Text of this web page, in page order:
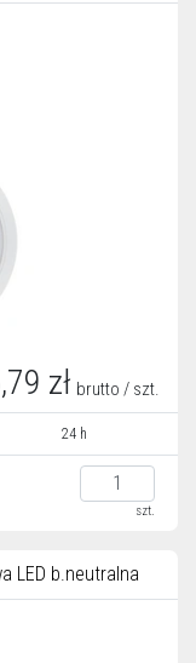
zł brutto / szt.
24 h
szt.
LED b.neutralna